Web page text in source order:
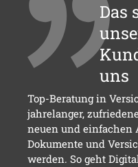
Das
uns
Top-Beratung in
jahrelanger,
neuen und einfachen
Dokumente und
werden. So geht